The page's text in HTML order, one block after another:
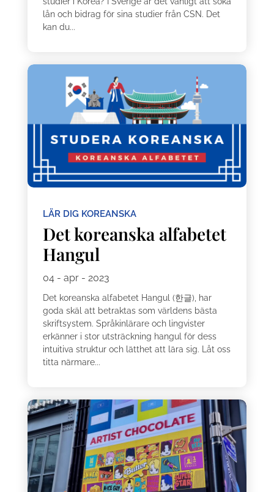
lån och bidrag för sina studier från CSN. Det
kan du...
LÄR DIG KOREANSKA
Det koreanska alfabetet
Hangul
04 - apr - 2023
Det koreanska alfabetet Hangul (한글), har
goda skäl att betraktas som världens bästa
skriftsystem. Språkinlärare och lingvister
erkänner i stor utsträckning hangul för dess
intuitiva struktur och lätthet att lära sig. Låt oss
titta närmare...